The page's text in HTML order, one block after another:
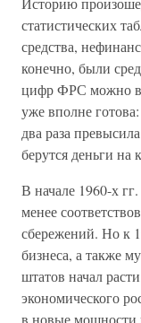
статистических
средства,
конечно, были
цифр ФРС можно
уже вполне
два раза
берутся деньги на
В начале 1960-х
менее
сбережений. Но к
бизнеса, а также
штатов начал
экономического
в новые мощности